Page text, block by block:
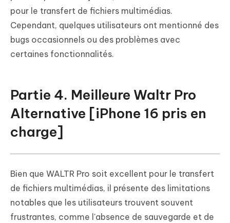
pour le transfert de fichiers multimédias.
Cependant, quelques utilisateurs ont mentionné des
bugs occasionnels ou des problèmes avec
certaines fonctionnalités.
Partie 4. Meilleure Waltr Pro
Alternative [iPhone 16 pris en
charge]
Bien que WALTR Pro soit excellent pour le transfert
de fichiers multimédias, il présente des limitations
notables que les utilisateurs trouvent souvent
frustrantes, comme l'absence de sauvegarde et de